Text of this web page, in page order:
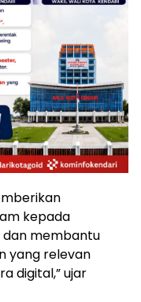
kepada
dan membantu
yang relevan
digital,” ujar